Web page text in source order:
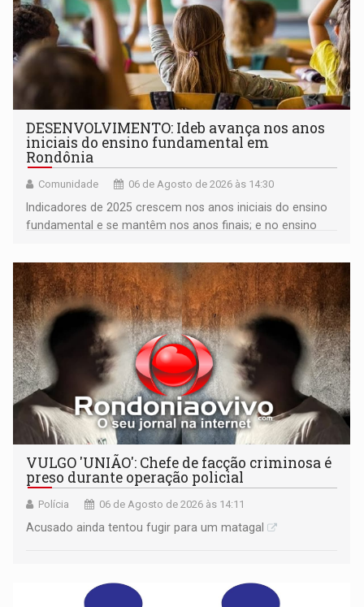
DESENVOLVIMENTO: Ideb avança nos anos
iniciais do ensino fundamental em
Rondônia
Comunidade 06 de Agosto de 2026 às 14:30
Indicadores de 2025 crescem nos anos iniciais do ensino
fundamental e se mantêm nos anos finais; e no ensino
VULGO 'UNIÃO': Chefe de facção criminosa é
preso durante operação policial
Polícia 06 de Agosto de 2026 às 14:11
Acusado ainda tentou fugir para um matagal